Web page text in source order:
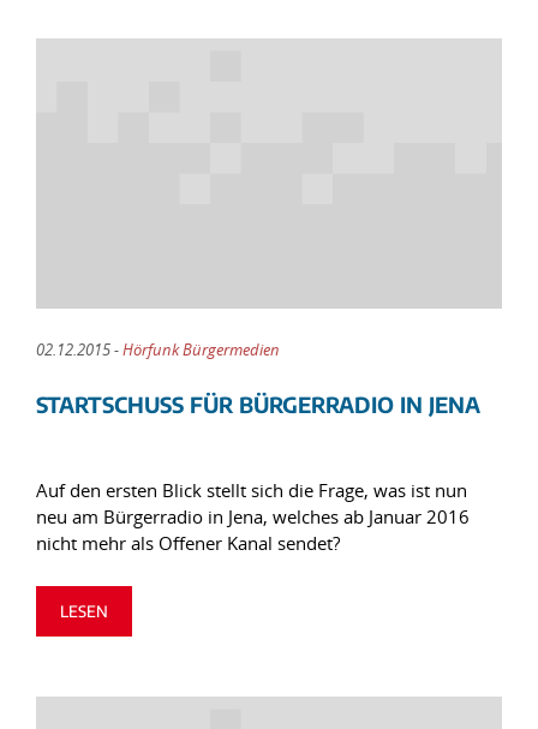
02.12.2015 -Hörfunk Bürgermedien
STARTSCHUSS FÜR BÜRGERRADIO IN JENA
Auf den ersten Blick stellt sich die Frage, was ist nun
neu am Bürgerradio in Jena, welches ab Januar 2016
nicht mehr als Offener Kanal sendet?
LESEN